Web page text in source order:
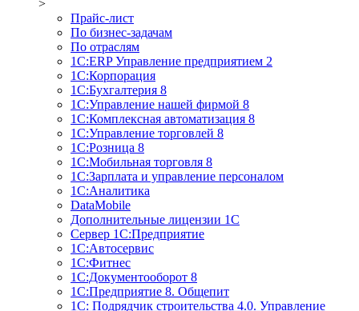
>
Прайс-лист
По бизнес-задачам
По отраслям
1C:ERP Управление предприятием 2
1С:Корпорация
1С:Бухгалтерия 8
1С:Управление нашей фирмой 8
1С:Комплексная автоматизация 8
1С:Управление торговлей 8
1С:Розница 8
1С:Мобильная торговля 8
1С:Зарплата и управление персоналом
1С:Аналитика
DataMobile
Дополнительные лицензии 1С
Сервер 1С:Предприятие
1С:Автосервис
1С:Фитнес
1С:Документооборот 8
1С:Предприятие 8. Общепит
1С: Подрядчик строительства 4.0. Управление